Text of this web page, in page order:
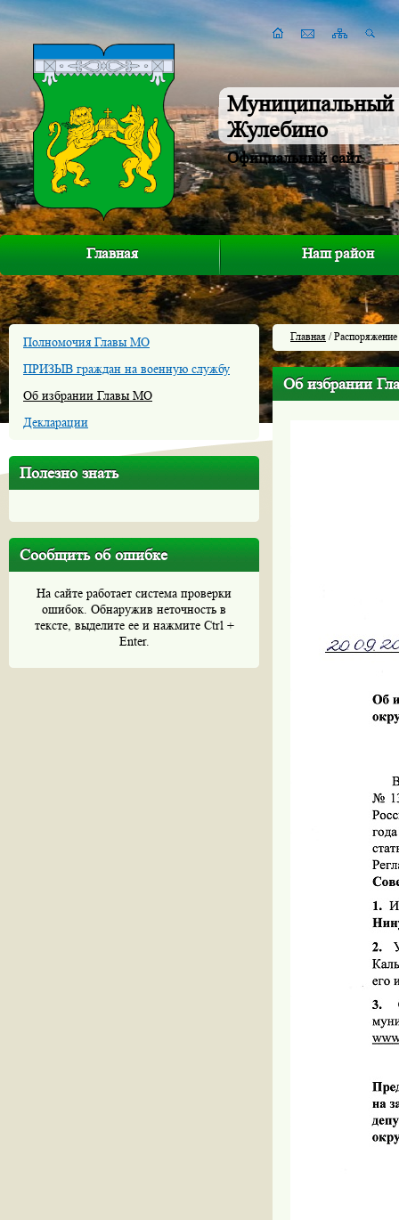
Муниципальный
Жулебино
Официальный сайт
Главная Наш район
Полномочия Главы МО
ПРИЗЫВ граждан на военную службу
Об избрании Главы МО
Декларации
Полезно знать
Сообщить об ошибке
На сайте работает система проверки
ошибок. Обнаружив неточность в
тексте, выделите ее и нажмите Ctrl +
Enter.
Главная /
Об избрании